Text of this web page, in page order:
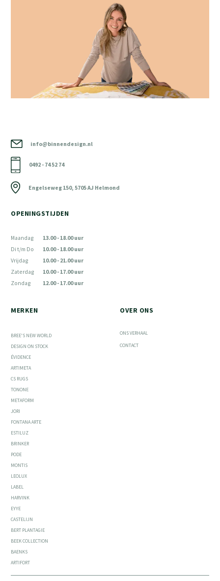
info@binnendesign.nl
0492 - 74 52 74
Engelseweg 150, 5705 AJ Helmond
OPENINGSTIJDEN
Maandag
Di t/m Do
Vrijdag
Zaterdag
Zondag
13.00 - 18.00 uur
10.00 - 18.00 uur
10.00 - 21.00 uur
10.00 - 17.00 uur
12.00 - 17.00 uur
MERKEN
BREE'S NEW WORLD
DESIGN ON STOCK
ÉVIDENCE
ARTIMETA
CS RUGS
TONONE
METAFORM
JORI
FONTANA ARTE
ESTILUZ
BRINKER
PODE
MONTIS
LEOLUX
LABEL
HARVINK
EYYE
CASTELIJN
BERT PLANTAGIE
BEEK COLLECTION
BAENKS
ARTIFORT
OVER ONS
ONS VERHAAL
CONTACT